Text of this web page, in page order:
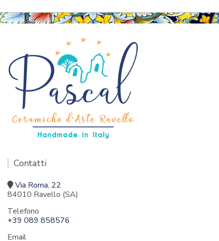
Contatti
Via Roma, 22
84010 Ravello (SA)
Telefono
+39 089 858576
Email